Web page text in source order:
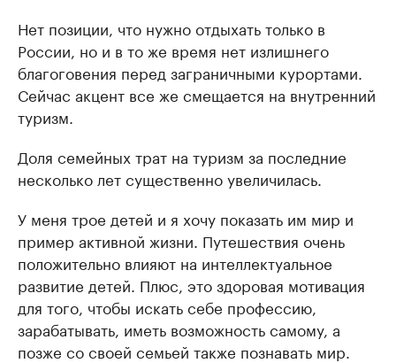
Нет позиции, что нужно отдыхать только в
России, но и в то же время нет излишнего
благоговения перед заграничными курортами.
Сейчас акцент все же смещается на внутренний
туризм.
Доля семейных трат на туризм за последние
несколько лет существенно увеличилась.
У меня трое детей и я хочу показать им мир и
пример активной жизни. Путешествия очень
положительно влияют на интеллектуальное
развитие детей. Плюс, это здоровая мотивация
для того, чтобы искать себе профессию,
зарабатывать, иметь возможность самому, а
позже со своей семьей также познавать мир.